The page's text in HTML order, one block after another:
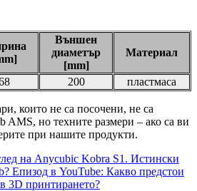
Външен
диаметър
[mm]
Материал
200 пластмаса
които не са посочени, не са
AMS, но техните размери – ако са ви
при нашите продукти.
на Anycubic Kobra S1. Истински
Епизод в YouTube: Какво предстои
3D принтирането?